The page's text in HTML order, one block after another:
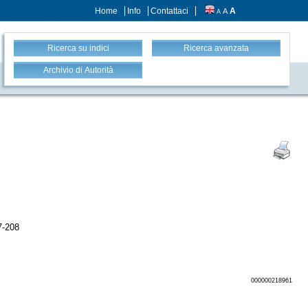
Home Info Contattaci A A A
Ricerca su indici Ricerca avanzata
Archivio di Autorità